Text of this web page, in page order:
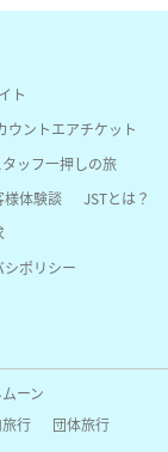
ト
ウントエアチケット
タッフ一押しの旅
様体験談
JSTとは？
シポリシー
ーン
行
団体旅行